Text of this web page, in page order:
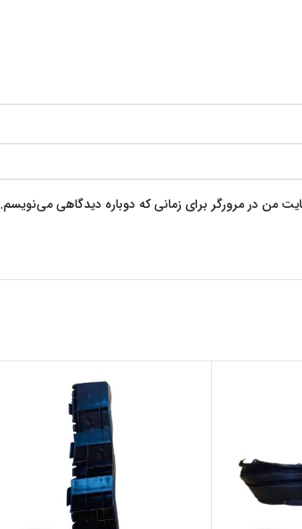
من در مرورگر برای زمانی که دوباره دیدگاهی می‌نویسم.